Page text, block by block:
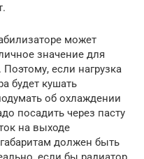
может
значение для
если нагрузка
будет кушать
об охлаждении
посадить через пасту
на выходе
должен быть